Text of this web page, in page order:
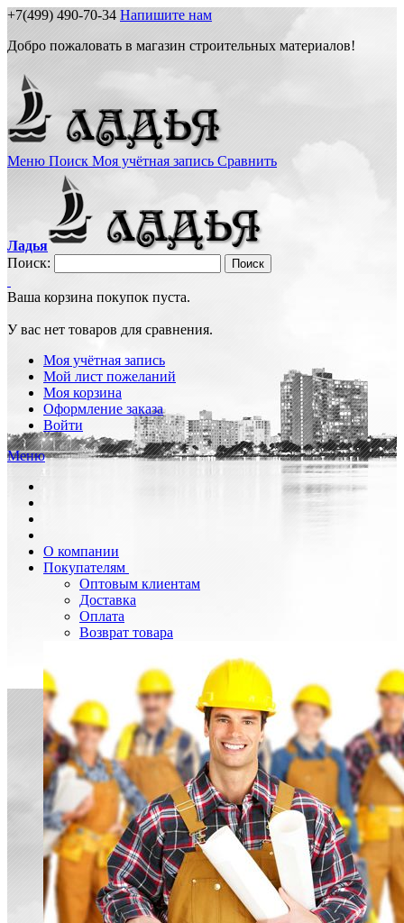
+7(499) 490-70-34 Напишите нам
Добро пожаловать в магазин строительных материалов!
Меню Поиск Моя учётная запись Сравнить
Ладья
Поиск:
Поиск
Ваша корзина покупок пуста.
У вас нет товаров для сравнения.
Моя учётная запись
Мой лист пожеланий
Моя корзина
Оформление заказа
Войти
Меню
О компании
Покупателям
Оптовым клиентам
Доставка
Оплата
Возврат товара